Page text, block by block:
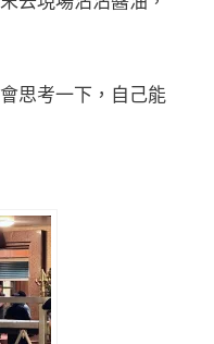
思考一下，自己能